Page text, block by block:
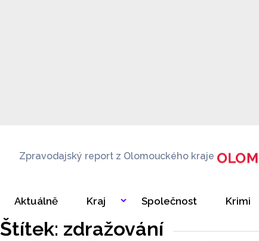
Zpravodajský report z Olomouckého kraje
Aktuálně Kraj Společnost Krimi
Štítek: zdražování